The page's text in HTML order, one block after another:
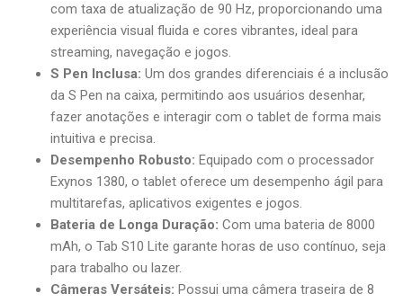
com taxa de atualização de 90 Hz, proporcionando uma
experiência visual fluida e cores vibrantes, ideal para
streaming, navegação e jogos.
S Pen Inclusa: Um dos grandes diferenciais é a inclusão
da S Pen na caixa, permitindo aos usuários desenhar,
fazer anotações e interagir com o tablet de forma mais
intuitiva e precisa.
Desempenho Robusto: Equipado com o processador
Exynos 1380, o tablet oferece um desempenho ágil para
multitarefas, aplicativos exigentes e jogos.
Bateria de Longa Duração: Com uma bateria de 8000
mAh, o Tab S10 Lite garante horas de uso contínuo, seja
para trabalho ou lazer.
Câmeras Versáteis: Possui uma câmera traseira de 8